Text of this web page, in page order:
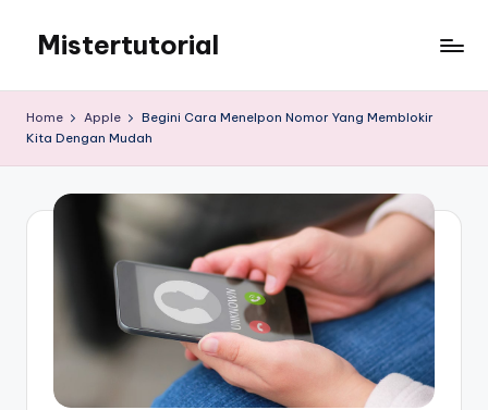
content
Mistertutorial
Android
Home Apple
Begini Cara Menelpon Nomor Yang Memblokir
Kita Dengan Mudah